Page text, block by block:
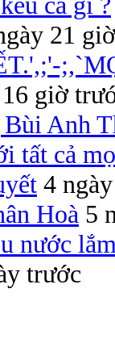
21
giờ
Bùi Anh
tất cả
4
Hoà 5
nước
trước